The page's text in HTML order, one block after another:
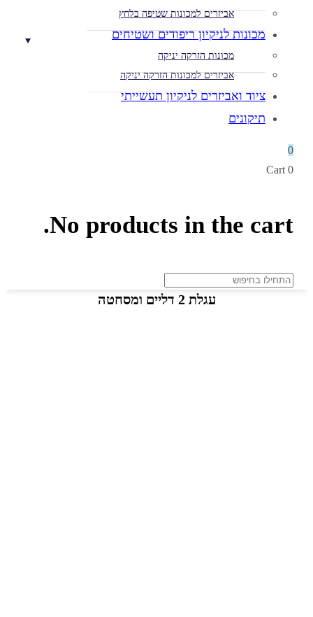
אביזרים למכונות שטיפה בלחץ
מכונות לניקיון ריפודים ושטיחים
מכונות הזרקה יניקה
אביזרים למכונות הזרקה יניקה
ציוד ואביזרים לניקיון תעשייתי
תיקונים
0
Cart 0
No products in the cart.
עגלת 2 דליים ומסחטה